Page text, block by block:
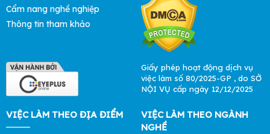
Cẩm nang nghề nghiệp
Thông tin tham khảo
Giấy phép hoạt động dịch vụ
việc làm số 80/2025-GP , do SỞ
NỘI VỤ cấp ngày 12/12/2025
VIỆC LÀM THEO ĐỊA ĐIỂM
VIỆC LÀM THEO NGÀNH
NGHỀ